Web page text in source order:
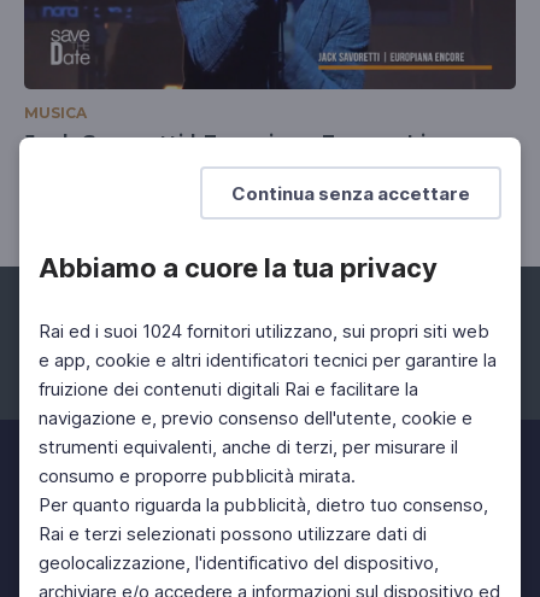
Continua senza accettare
Abbiamo a cuore la tua privacy
Rai ed i suoi 1024 fornitori utilizzano, sui propri siti web
e app, cookie e altri identificatori tecnici per garantire la
fruizione dei contenuti digitali Rai e facilitare la
navigazione e, previo consenso dell'utente, cookie e
strumenti equivalenti, anche di terzi, per misurare il
consumo e proporre pubblicità mirata.
Per quanto riguarda la pubblicità, dietro tuo consenso,
Rai e terzi selezionati possono utilizzare dati di
geolocalizzazione, l'identificativo del dispositivo,
archiviare e/o accedere a informazioni sul dispositivo ed
MUSICA
Jack Savoretti | Europiana Encore Live
12 Dic 2022 > 15 Dic 2022
Facebook Instagram Twitter